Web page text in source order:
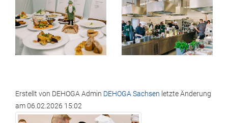
Erstellt von DEHOGA Admin DEHOGA Sachsen letzte Änderung
am06.02.2026 15:02